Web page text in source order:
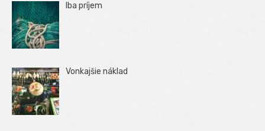
Iba príjem
Vonkajšie náklad